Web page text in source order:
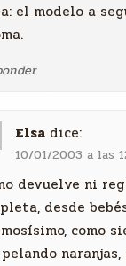
el modelo a
Elsa dice:
10/01/2003 a las
devuelve ni
desde
como